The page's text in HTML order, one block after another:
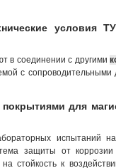
условия ТУ
в соединении с другими
с сопроводительными
для
испытаний на
защиты от
стойкость к